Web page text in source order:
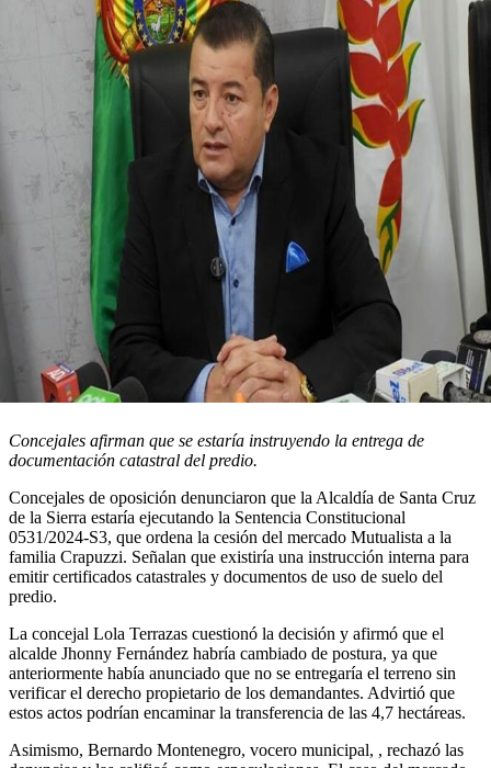
Concejales afirman que se estaría instruyendo la entrega de
documentación catastral del predio.
Concejales de oposición denunciaron que la Alcaldía de Santa Cruz
de la Sierra estaría ejecutando la Sentencia Constitucional
0531/2024-S3, que ordena la cesión del mercado Mutualista a la
familia Crapuzzi. Señalan que existiría una instrucción interna para
emitir certificados catastrales y documentos de uso de suelo del
predio.
La concejal Lola Terrazas cuestionó la decisión y afirmó que el
alcalde Jhonny Fernández habría cambiado de postura, ya que
anteriormente había anunciado que no se entregaría el terreno sin
verificar el derecho propietario de los demandantes. Advirtió que
estos actos podrían encaminar la transferencia de las 4,7 hectáreas.
Asimismo, Bernardo Montenegro, vocero municipal, , rechazó las